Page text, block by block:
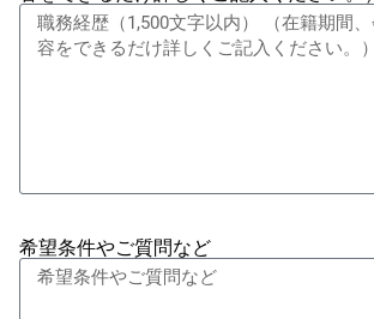
希望条件やご質問など